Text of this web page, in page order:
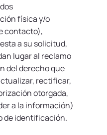
física y/o
contacto),
a su solicitud,
lugar al reclamo
del derecho que
rectificar,
otorgada,
a la información)
de identificación.